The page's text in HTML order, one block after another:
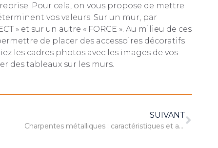
Pour cela, on vous propose de mettre
vos valeurs. Sur un mur, par
» et sur un autre « FORCE ». Au milieu de ces
de placer des accessoires décoratifs
les cadres photos avec les images de vos
des tableaux sur les murs.
SUIVANT
Charpentes métalliques : caractéristiques et avantages